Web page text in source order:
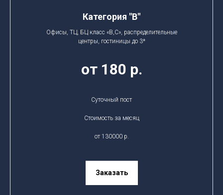
Категория "B"
Офисы, ТЦ, БЦ класс «В,С», распределительные
центры, гостиницы до 3*
от 180 р.
Суточный пост
Стоимость за месяц
от 130000 р.
Заказать